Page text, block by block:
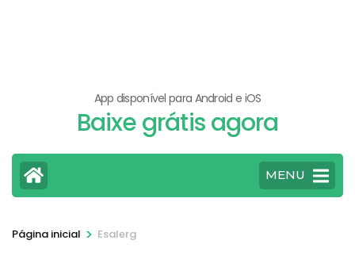
App disponível para Android e iOS
Baixe grátis agora
MENU
Página inicial > Esalerg